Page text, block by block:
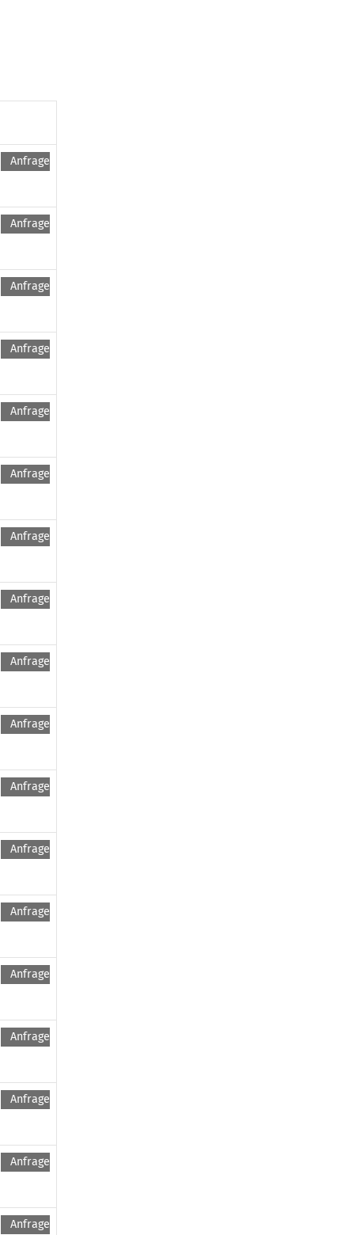
Anfragen
Anfragen
Anfragen
Anfragen
Anfragen
Anfragen
Anfragen
Anfragen
Anfragen
Anfragen
Anfragen
Anfragen
Anfragen
Anfragen
Anfragen
Anfragen
Anfragen
Anfragen